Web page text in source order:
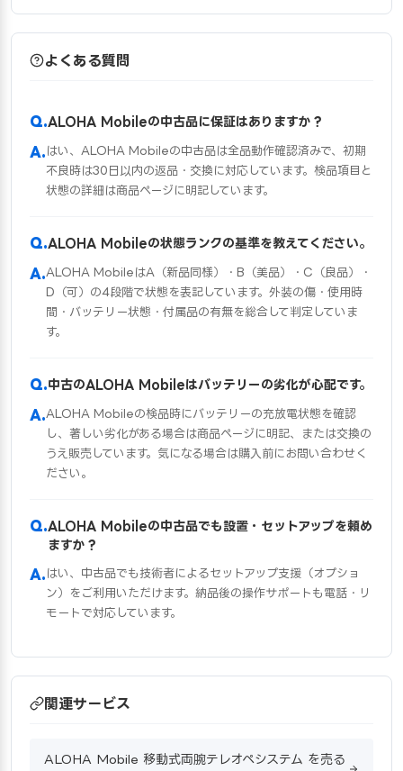
よくある質問
ALOHA Mobileの中古品に保証はありますか？
はい、ALOHA Mobileの中古品は全品動作確認済みで、初期
不良時は30日以内の返品・交換に対応しています。検品項目と
状態の詳細は商品ページに明記しています。
ALOHA Mobileの状態ランクの基準を教えてください。
ALOHA MobileはA（新品同様）・B（美品）・C（良品）・
D（可）の4段階で状態を表記しています。外装の傷・使用時
間・バッテリー状態・付属品の有無を総合して判定していま
す。
中古のALOHA Mobileはバッテリーの劣化が心配です。
ALOHA Mobileの検品時にバッテリーの充放電状態を確認
し、著しい劣化がある場合は商品ページに明記、または交換の
うえ販売しています。気になる場合は購入前にお問い合わせく
ださい。
ALOHA Mobileの中古品でも設置・セットアップを頼め
ますか？
はい、中古品でも技術者によるセットアップ支援（オプショ
ン）をご利用いただけます。納品後の操作サポートも電話・リ
モートで対応しています。
関連サービス
ALOHA Mobile 移動式両腕テレオペシステム を売る